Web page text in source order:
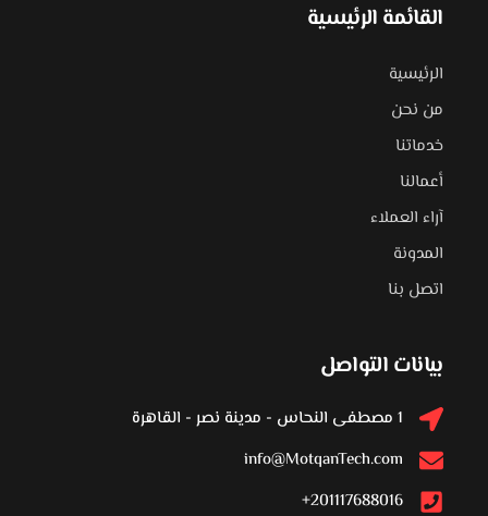
القائمة الرئيسية
الرئيسية
من نحن
خدماتنا
أعمالنا
آراء العملاء
المدونة
اتصل بنا
بيانات التواصل
1 مصطفى النحاس - مدينة نصر - القاهرة
info@MotqanTech.com
201117688016+